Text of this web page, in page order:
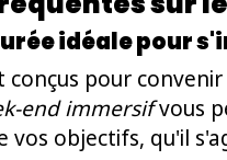
idéale pour
conçus pour
end immersifvous
vos objectifs, qu'il